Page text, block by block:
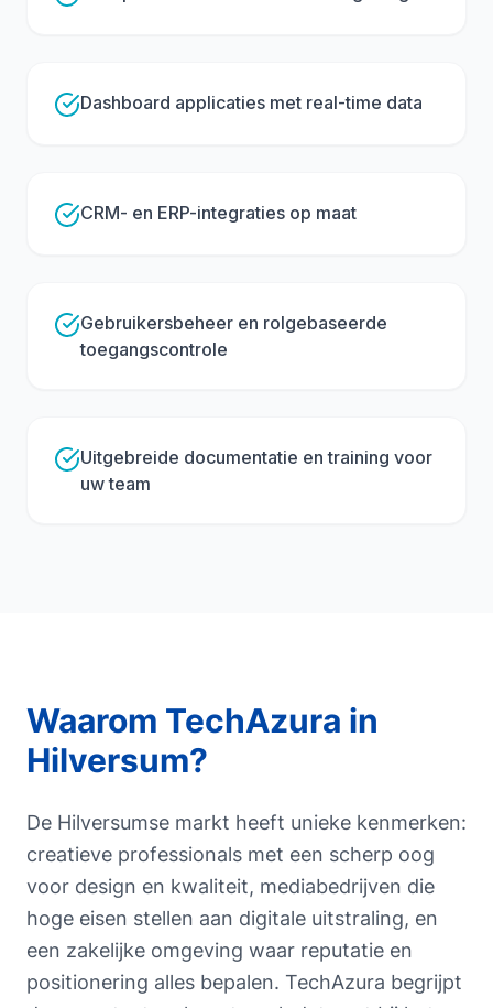
Dashboard applicaties met real-time data
CRM- en ERP-integraties op maat
Gebruikersbeheer en rolgebaseerde
toegangscontrole
Uitgebreide documentatie en training voor
uw team
Waarom TechAzura in
Hilversum?
De Hilversumse markt heeft unieke kenmerken:
creatieve professionals met een scherp oog
voor design en kwaliteit, mediabedrijven die
hoge eisen stellen aan digitale uitstraling, en
een zakelijke omgeving waar reputatie en
positionering alles bepalen. TechAzura begrijpt